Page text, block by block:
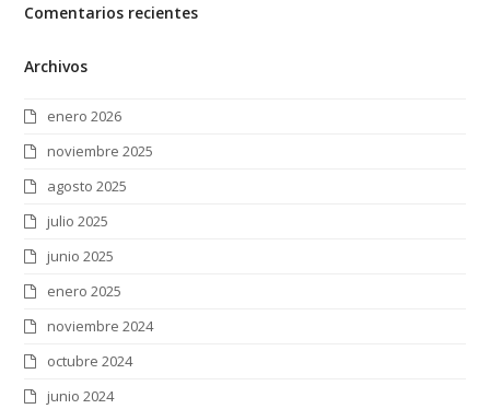
Comentarios recientes
Archivos
enero 2026
noviembre 2025
agosto 2025
julio 2025
junio 2025
enero 2025
noviembre 2024
octubre 2024
junio 2024